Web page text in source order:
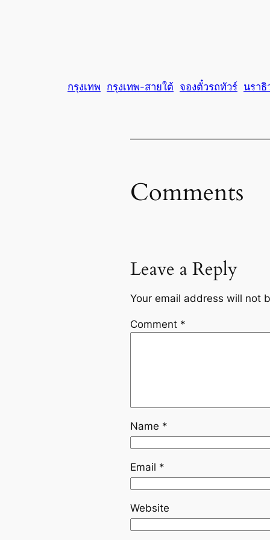
กรุงเทพ กรุงเทพ-สายใต้ จองตั๋วรถทัวร์ นราธิ
Comments
Leave a Reply
Your email address will not
Comment *
Name *
Email *
Website